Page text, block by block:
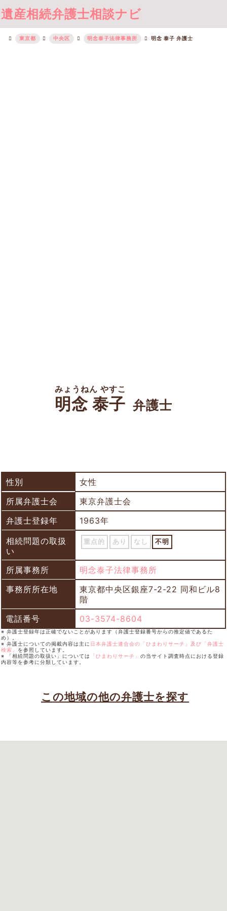
遺産相続弁護士相談ナビ
東京都 中央区 明念泰子法律事務所 明念 泰子 弁護士
明念 泰子
みょうねん やすこ
弁護士
性別
女性
所属弁護士会
東京弁護士会
弁護士登録年
1963年
相続問題の取扱
い
重点的 あり なし 不明
所属事務所
明念泰子法律事務所
事務所所在地
東京都中央区銀座7-2-22 同和ビル8
階
電話番号
03-3574-8604
※ 弁護士登録年は正確でないことがあります（弁護士登録番号からの推定値であるた
め）。
※ 弁護士についての掲載内容は主に 日本弁護士連合会の「ひまわりサーチ」及び「弁護士
検索」 を参照しています。
※ 「相続問題の取扱い」については
「ひまわりサーチ」 の当サイト調査時点における登録
内容等を参考に分類しています。
この地域の他の弁護士を探す